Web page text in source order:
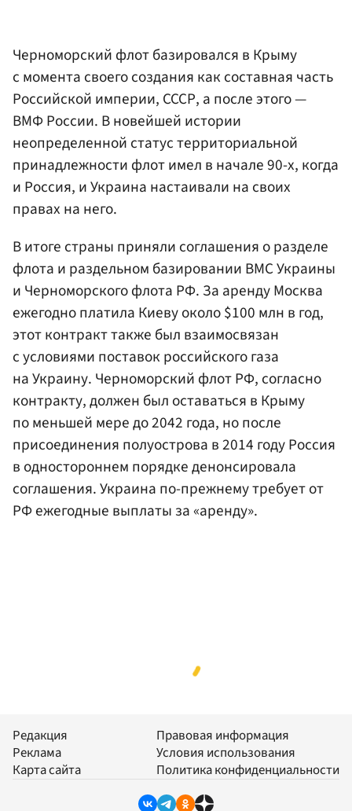
Черноморский флот базировался в Крыму
с момента своего создания как составная часть
Российской империи, СССР, а после этого —
ВМФ России. В новейшей истории
неопределенной статус территориальной
принадлежности флот имел в начале 90-х, когда
и Россия, и Украина настаивали на своих
правах на него.
В итоге страны приняли соглашения о разделе
флота и раздельном базировании ВМС Украины
и Черноморского флота РФ. За аренду Москва
ежегодно платила Киеву около $100 млн в год,
этот контракт также был взаимосвязан
с условиями поставок российского газа
на Украину. Черноморский флот РФ, согласно
контракту, должен был оставаться в Крыму
по меньшей мере до 2042 года, но после
присоединения полуострова в 2014 году Россия
в одностороннем порядке денонсировала
соглашения. Украина по-прежнему требует от
РФ ежегодные выплаты за «аренду».
Редакция
Реклама
Карта сайта
Правовая информация
Условия использования
Политика конфиденциальности